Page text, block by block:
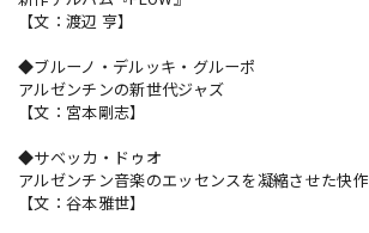
【文：渡辺 亨】
◆ブルーノ・デルッキ・グルーポ
アルゼンチンの新世代ジャズ
【文：宮本剛志】
◆サベッカ・ドゥオ
アルゼンチン音楽のエッセンスを凝縮させた快作
【文：谷本雅世】